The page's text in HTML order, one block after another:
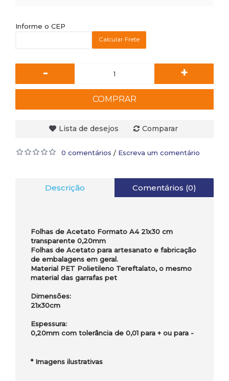
Informe o CEP
Calcular Frete
- +
COMPRAR
Lista de desejos Comparar
0 comentários / Escreva um comentário
Descrição Comentários (0)
Folhas de Acetato Formato A4 21x30 cm
transparente 0,20mm
Folhas de Acetato para artesanato e fabricação
de embalagens em geral.
Material PET Polietileno Tereftalato, o mesmo
material das garrafas pet
Dimensões:
21x30cm
Espessura:
0,20mm com tolerância de 0,01 para + ou para -
*Imagens ilustrativas